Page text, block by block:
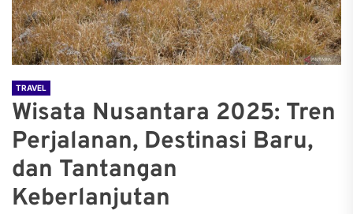
TRAVEL
Wisata Nusantara 2025: Tren
Perjalanan, Destinasi Baru,
dan Tantangan
Keberlanjutan